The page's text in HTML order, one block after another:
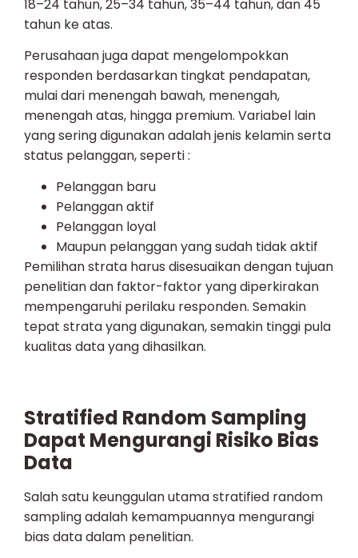
18–24 tahun, 25–34 tahun, 35–44 tahun, dan 45
tahun ke atas.
Perusahaan juga dapat mengelompokkan
responden berdasarkan tingkat pendapatan,
mulai dari menengah bawah, menengah,
menengah atas, hingga premium. Variabel lain
yang sering digunakan adalah jenis kelamin serta
status pelanggan, seperti :
Pelanggan baru
Pelanggan aktif
Pelanggan loyal
Maupun pelanggan yang sudah tidak aktif
Pemilihan strata harus disesuaikan dengan tujuan
penelitian dan faktor-faktor yang diperkirakan
mempengaruhi perilaku responden. Semakin
tepat strata yang digunakan, semakin tinggi pula
kualitas data yang dihasilkan.
Stratified Random Sampling
Dapat Mengurangi Risiko Bias
Data
Salah satu keunggulan utama stratified random
sampling adalah kemampuannya mengurangi
bias data dalam penelitian.